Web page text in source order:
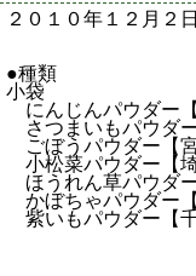
２０１０年１２月２
●種類
小袋
にんじんパウダー
さつまいもパウダ
ごぼうパウダー【
小松菜パウダー【
ほうれん草パウダ
かぼちゃパウダー
紫いもパウダー【